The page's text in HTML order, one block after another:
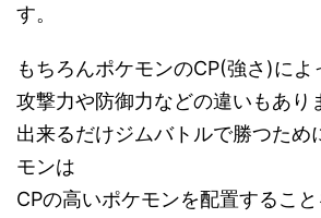
す。
もちろんポケモンのCP(強さ)によ
攻撃力や防御力などの違いもあり
出来るだけジムバトルで勝つため
モンは
CPの高いポケモンを配置するこ